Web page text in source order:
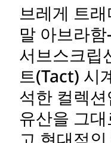
브레게 트
말 아브라
서브스크
트(Tact) 시
석한 컬렉
유산을 그